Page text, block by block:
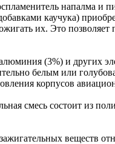
напалма и
каучука)
их. Это позволяет
(3%) и других
белым или
корпусов
смесь состоит из
веществ